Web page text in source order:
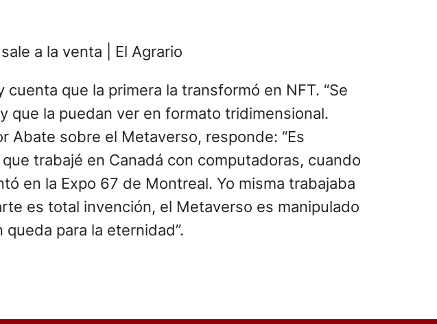
que la primera la transformó en NFT. “Se
que la puedan ver en formato tridimensional.
Abate sobre el Metaverso, responde: “Es
trabajé en Canadá con computadoras, cuando
en la Expo 67 de Montreal. Yo misma trabajaba
es total invención, el Metaverso es manipulado
para la eternidad”.